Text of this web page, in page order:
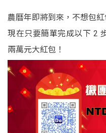
農曆年即將到來，不想包
現在只要簡單完成以下 2
兩萬元大紅包！